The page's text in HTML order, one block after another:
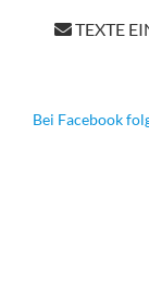
TEXTE
Bei Facebook